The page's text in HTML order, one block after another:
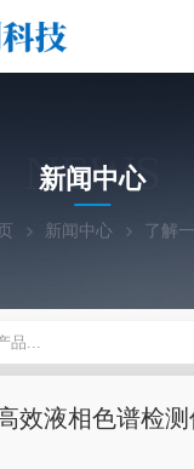
NEWS
新闻中心
新闻中心 了解一下
效液相色谱检